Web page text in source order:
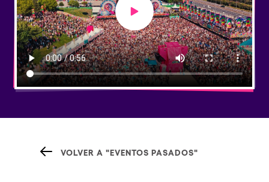
Play video
VOLVER A "EVENTOS PASADOS"